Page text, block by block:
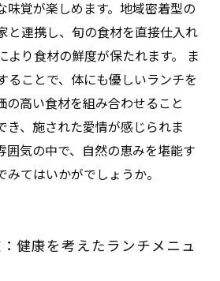
味覚が楽しめます。地域密着型の
と連携し、旬の食材を直接仕入れ
より食材の鮮度が保たれます。 ま
ることで、体にも優しいランチを
の高い食材を組み合わせること
き、施された愛情が感じられま
囲気の中で、自然の恵みを堪能す
みてはいかがでしょうか。
健康を考えたランチメニュ